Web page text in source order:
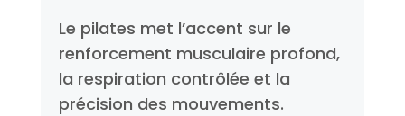
Le pilates met l’accent sur le
renforcement musculaire profond,
la respiration contrôlée et la
précision des mouvements.